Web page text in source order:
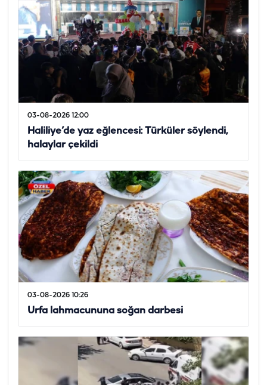
03-08-2026 12:00
Haliliye’de yaz eğlencesi: Türküler söylendi,
halaylar çekildi
03-08-2026 10:26
Urfa lahmacununa soğan darbesi